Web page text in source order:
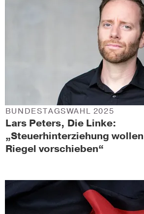
Lars Peters, Die Linke:
„Steuerhinterziehung
Riegel vorschieben“
BUNDESTAGSWAHL 2025